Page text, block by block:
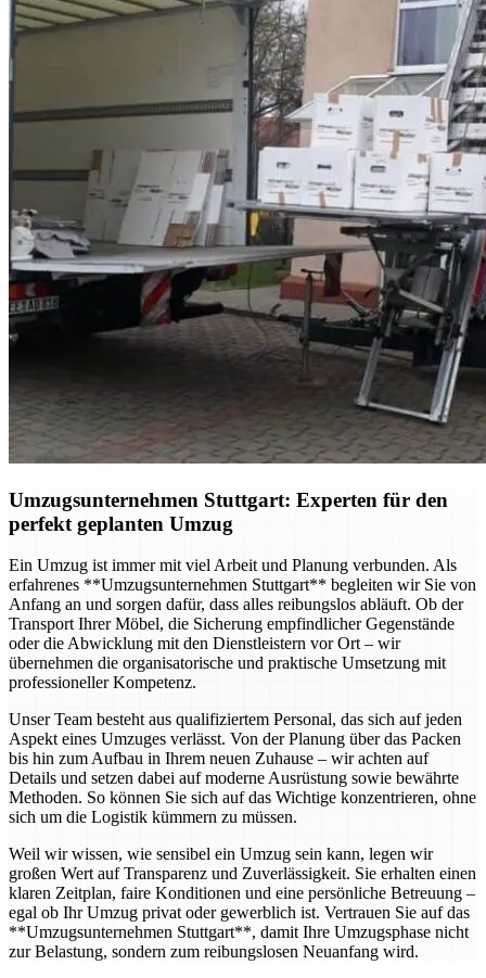
Umzugsunternehmen Stuttgart: Experten für den
perfekt geplanten Umzug
Ein Umzug ist immer mit viel Arbeit und Planung verbunden. Als
erfahrenes **Umzugsunternehmen Stuttgart** begleiten wir Sie von
Anfang an und sorgen dafür, dass alles reibungslos abläuft. Ob der
Transport Ihrer Möbel, die Sicherung empfindlicher Gegenstände
oder die Abwicklung mit den Dienstleistern vor Ort – wir
übernehmen die organisatorische und praktische Umsetzung mit
professioneller Kompetenz.
Unser Team besteht aus qualifiziertem Personal, das sich auf jeden
Aspekt eines Umzuges verlässt. Von der Planung über das Packen
bis hin zum Aufbau in Ihrem neuen Zuhause – wir achten auf
Details und setzen dabei auf moderne Ausrüstung sowie bewährte
Methoden. So können Sie sich auf das Wichtige konzentrieren, ohne
sich um die Logistik kümmern zu müssen.
Weil wir wissen, wie sensibel ein Umzug sein kann, legen wir
großen Wert auf Transparenz und Zuverlässigkeit. Sie erhalten einen
klaren Zeitplan, faire Konditionen und eine persönliche Betreuung –
egal ob Ihr Umzug privat oder gewerblich ist. Vertrauen Sie auf das
**Umzugsunternehmen Stuttgart**, damit Ihre Umzugsphase nicht
zur Belastung, sondern zum reibungslosen Neuanfang wird.